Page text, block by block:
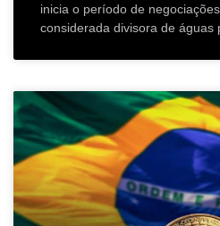
inicia o período de
considerada divisora de águas